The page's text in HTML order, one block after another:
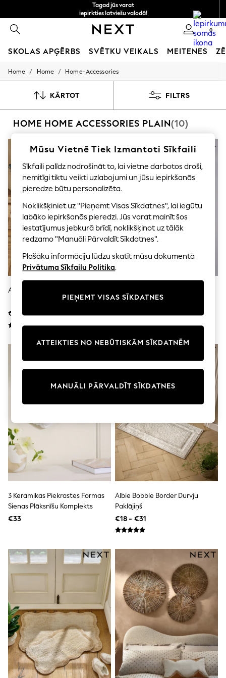
Tagad jūs varat
iepirkties latviešu valodā!
Ātrāk un drošāk,
norēķināšanās ar Maksājums caur banku
0
SKOLAS APĢĒRBS SVĒTKU VEIKALS MEITENES
SCHOOLWEAR
Shoes
Shirts
Coats & Jackets
Underwear
Socks
Multipacks
All Boys Sport & Swimwear
Swimwear
Tops
Shorts
Joggers
Nike
All Girls Schoolwear
Trousers
Shirts
Polo Shirts
Cardigans
Underwear
Socks & Tights
Multipacks
All Girls Sports & Swimwear
Tops
Leggings
Joggers
adidas
Coats & Jackets
Bags & Accessories
Coats & Jackets
Bags
Polo Shirts
Black
White
Grey
Green
Red
All Branded Schoolwear
adidas
Nike
Hype
Home / Home / Home-Accessories
KĀRTOT FILTRS
HOME HOME ACCESSORIES PLAIN(10)
Austs Džutas Durvju Paklājiņš
€24 - €37
Džutas Plakanais Durvju
€34 - €48
3 Keramikas Piekrastes Formas
Sienas Plāksnīšu Komplekts
€33
Albie Bobble Border Durvju
Paklājiņš
€18 - €31
Mūsu Vietnē Tiek Izmantoti Sīkfaili
Sīkfaili palīdz nodrošināt to, lai vietne darbotos droši,
nemitīgi tiktu veikti uzlabojumi un jūsu iepirkšanās
pieredze būtu personalizēta.
Noklikšķiniet uz "Pieņemt Visas Sīkdatnes", lai iegūtu
labāko iepirkšanās pieredzi. Jūs varat mainīt šos
iestatījumus jebkurā brīdī, noklikšķinot uz tālāk
redzamo "Manuāli Pārvaldīt Sīkdatnes".
Plašāku informāciju lūdzu skatīt mūsu dokumentā
Privātuma Sīkfailu Politika.
PIEŅEMT VISAS SĪKDATNES
MANUĀLI PĀRVALDĪT SĪKDATNES
ATTEIKTIES NO NEBŪTISKĀM SĪKDATNĒM